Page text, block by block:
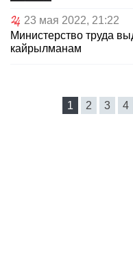
23 мая 2022, 21:22
Министерство труда
кайрылманам
1 2 3 4